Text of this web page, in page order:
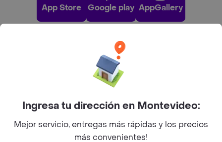
App Store Google play AppGallery
Pide tu comida favorita cerca de ti
Ingresa tu dirección en Montevideo:
Mejor servicio, entregas más rápidas y los precios
más convenientes!